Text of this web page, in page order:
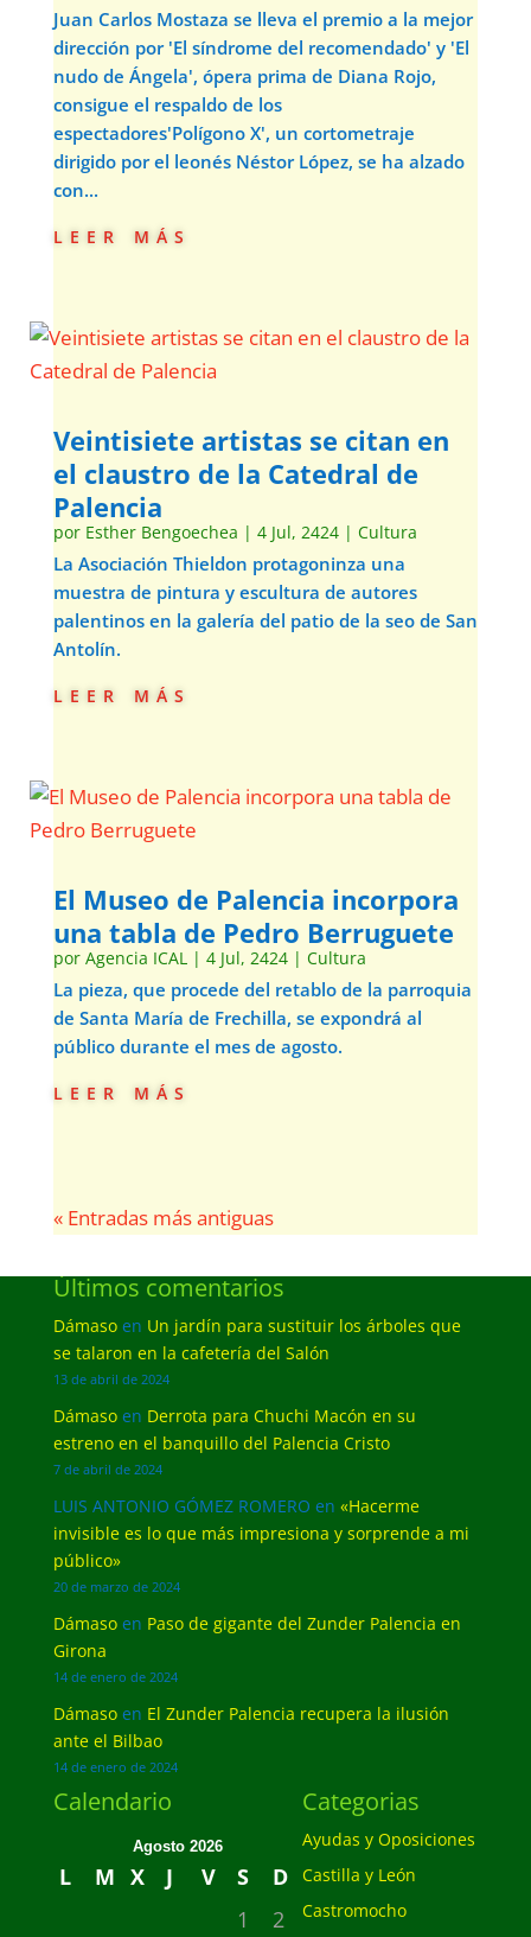
Juan Carlos Mostaza se lleva el premio a la mejor
dirección por 'El síndrome del recomendado' y 'El
nudo de Ángela', ópera prima de Diana Rojo,
consigue el respaldo de los
espectadores'Polígono X', un cortometraje
dirigido por el leonés Néstor López, se ha alzado
con...
leer más
Veintisiete artistas se citan en
el claustro de la Catedral de
Palencia
por Esther Bengoechea | 4 Jul, 2424| Cultura
La Asociación Thieldon protagoninza una
muestra de pintura y escultura de autores
palentinos en la galería del patio de la seo de San
Antolín.
leer más
El Museo de Palencia incorpora
una tabla de Pedro Berruguete
por Agencia ICAL| 4 Jul, 2424| Cultura
La pieza, que procede del retablo de la parroquia
de Santa María de Frechilla, se expondrá al
público durante el mes de agosto.
leer más
« Entradas más antiguas
Últimos comentarios
Dámasoen Un jardín para sustituir los árboles que
se talaron en la cafetería del Salón
13 de abril de 2024
Dámasoen Derrota para Chuchi Macón en su
estreno en el banquillo del Palencia Cristo
7 de abril de 2024
LUIS ANTONIO GÓMEZ ROMERO en «Hacerme
invisible es lo que más impresiona y sorprende a mi
público»
20 de marzo de 2024
Dámasoen Paso de gigante del Zunder Palencia en
Girona
14 de enero de 2024
Dámasoen El Zunder Palencia recupera la ilusión
ante el Bilbao
14 de enero de 2024
Calendario
Agosto 2026
L M X J V S
D
1
2
Categorias
Ayudas y Oposiciones
Castilla y León
Castromocho